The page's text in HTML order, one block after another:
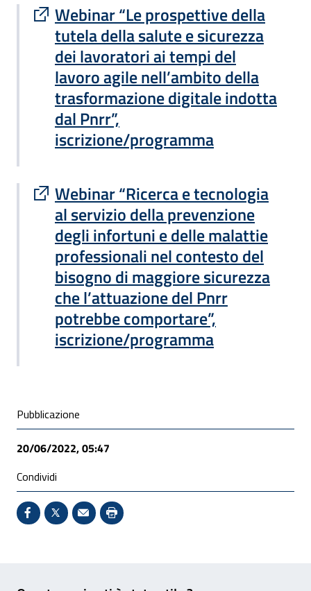
Webinar “Le prospettive della
tutela della salute e sicurezza
dei lavoratori ai tempi del
lavoro agile nell’ambito della
trasformazione digitale indotta
dal Pnrr”,
iscrizione/programma
Sito esterno : apre una nuova finestra
Webinar “Ricerca e tecnologia
al servizio della prevenzione
degli infortuni e delle malattie
professionali nel contesto del
bisogno di maggiore sicurezza
che l’attuazione del Pnrr
potrebbe comportare”,
iscrizione/programma
Sito esterno : apre una nuova finestra
Condivisione social
Pubblicazione
20/06/2022, 05:47
Condividi
Condividi su Facebook - Sito esterno - Apertura in
X - Sito esterno - Apertura in nuova finestra
Invio Mail: apre il programma di posta
Stampa pagina: scelta meno